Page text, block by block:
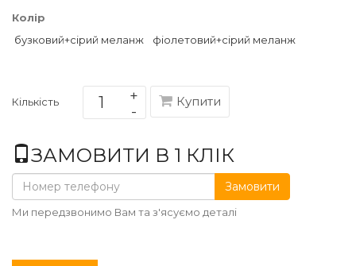
Колір
бузковий+сірий меланж
фіолетовий+сірий меланж
Кількість Купити
ЗАМОВИТИ В 1 КЛІК
Замовити
Ми передзвонимо Вам та з'ясуємо деталі